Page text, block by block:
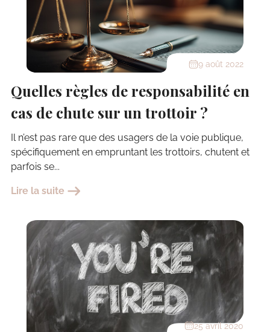
9 août 2022
Quelles règles de responsabilité en
cas de chute sur un trottoir ?
Il n’est pas rare que des usagers de la voie publique,
spécifiquement en empruntant les trottoirs, chutent et
parfois se...
Lire la suite
25 avril 2020